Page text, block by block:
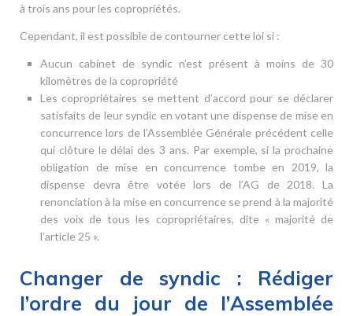
à trois ans pour les copropriétés.
Cependant, il est possible de contourner cette loi si :
Aucun cabinet de syndic n’est présent à moins de 30
kilomètres de la copropriété
Les copropriétaires se mettent d’accord pour se déclarer
satisfaits de leur syndic en votant une dispense de mise en
concurrence lors de l’Assemblée Générale précédent celle
qui clôture le délai des 3 ans. Par exemple, si la prochaine
obligation de mise en concurrence tombe en 2019, la
dispense devra être votée lors de l’AG de 2018. La
renonciation à la mise en concurrence se prend à la majorité
des voix de tous les copropriétaires, dite « majorité de
l’article 25 ».
Changer de syndic : Rédiger
l’ordre du jour de l’Assemblée